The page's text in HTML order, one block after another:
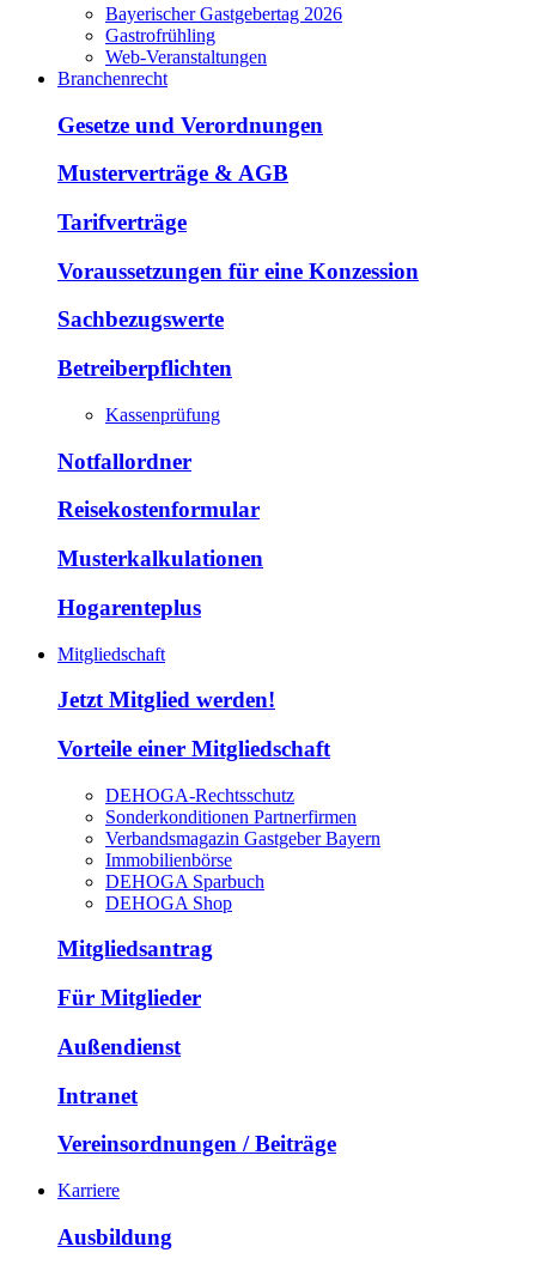
Bayerischer Gastgebertag 2026
Gastrofrühling
Web-Veranstaltungen
Branchenrecht
Gesetze und Verordnungen
Musterverträge & AGB
Tarifverträge
Voraussetzungen für eine Konzession
Sachbezugswerte
Betreiberpflichten
Kassenprüfung
Notfallordner
Reisekostenformular
Musterkalkulationen
Hogarenteplus
Mitgliedschaft
Jetzt Mitglied werden!
Vorteile einer Mitgliedschaft
DEHOGA-Rechtsschutz
Sonderkonditionen Partnerfirmen
Verbandsmagazin Gastgeber Bayern
Immobilienbörse
DEHOGA Sparbuch
DEHOGA Shop
Mitgliedsantrag
Für Mitglieder
Außendienst
Intranet
Vereinsordnungen / Beiträge
Karriere
Ausbildung